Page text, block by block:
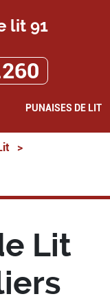
lit 91
PUNAISES DE LIT
>
Lit